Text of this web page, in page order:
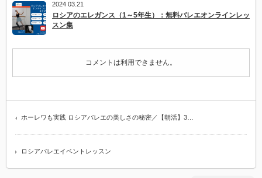
2024 03.21
ロシアのエレガンス（1～5年生）：無料バレエオンラインレッ
スン集
コメントは利用できません。
ホーレワも実践 ロシアバレエの美しさの秘密／【朝活】3…
ロシアバレエイベントレッスン